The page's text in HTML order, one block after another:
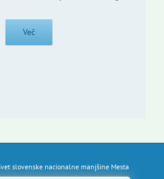
Več
slovenske nacionalne manjšine Mesta